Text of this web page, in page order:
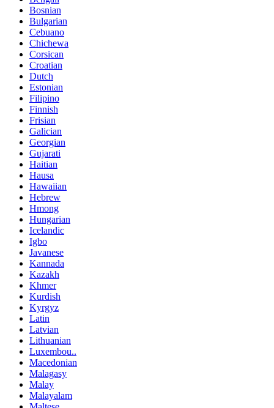
Bosnian
Bulgarian
Cebuano
Chichewa
Corsican
Croatian
Dutch
Estonian
Filipino
Finnish
Frisian
Galician
Georgian
Gujarati
Haitian
Hausa
Hawaiian
Hebrew
Hmong
Hungarian
Icelandic
Igbo
Javanese
Kannada
Kazakh
Khmer
Kurdish
Kyrgyz
Latin
Latvian
Lithuanian
Luxembou..
Macedonian
Malagasy
Malay
Malayalam